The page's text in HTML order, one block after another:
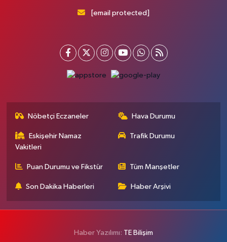
[email protected]
Nöbetçi Eczaneler Hava Durumu
Eskişehir Namaz
Vakitleri
Trafik Durumu
Puan Durumu ve Fikstür Tüm Manşetler
Son Dakika Haberleri Haber Arşivi
Haber Yazılımı: TE Bilişim